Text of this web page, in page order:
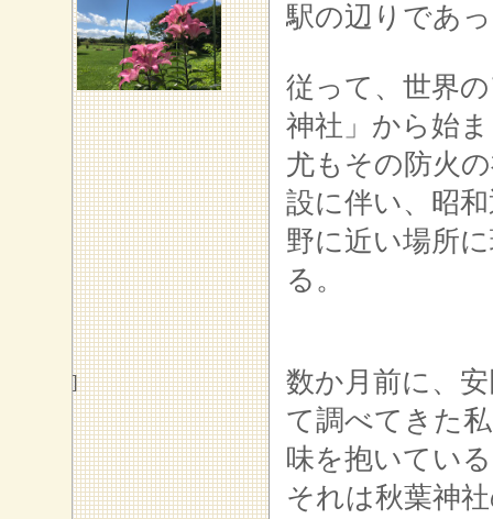
駅の辺りであ
従って、世界
神社」から始
尤もその防火
設に伴い、昭
野に近い場所
る。
数か月前に、
て調べてきた
味を抱いてい
それは秋葉神
]